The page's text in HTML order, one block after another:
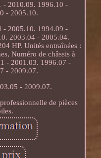
- 2010.09. 1996.10 -
- 2005.10.
- 2005.10. 1994.09 -
2003.04 - 2005.04.
HP. Unités entraînées :
Numéro de châssis à
- 2001.03. 1996.07 -
- 2009.07.
- 2009.07.
de pièces